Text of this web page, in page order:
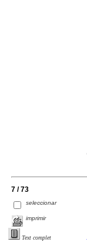
7 / 73
seleccionar
imprimir
Text complet